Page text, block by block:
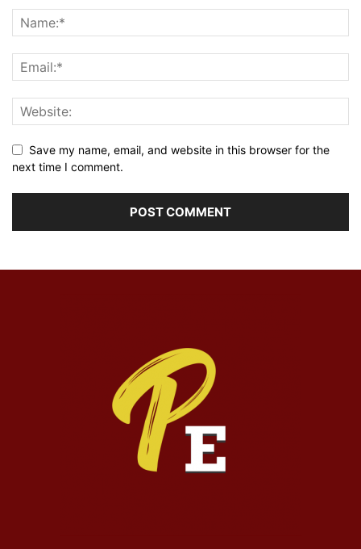
Save my name, email, and website in this browser for the
next time I comment.